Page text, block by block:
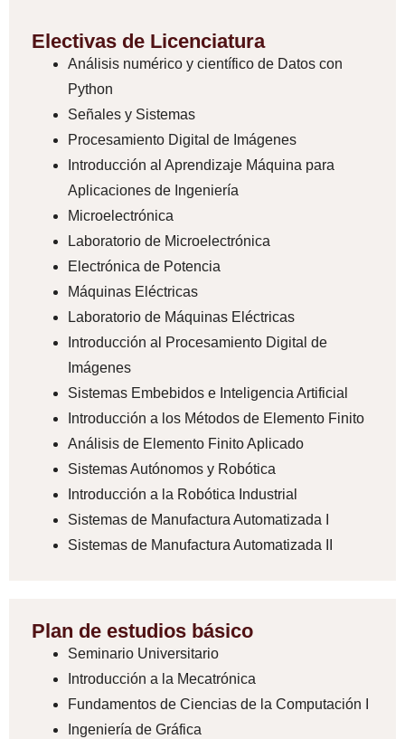
Electivas de Licenciatura
Análisis numérico y científico de Datos con
Python
Señales y Sistemas
Procesamiento Digital de Imágenes
Introducción al Aprendizaje Máquina para
Aplicaciones de Ingeniería
Microelectrónica
Laboratorio de Microelectrónica
Electrónica de Potencia
Máquinas Eléctricas
Laboratorio de Máquinas Eléctricas
Introducción al Procesamiento Digital de
Imágenes
Sistemas Embebidos e Inteligencia Artificial
Introducción a los Métodos de Elemento Finito
Análisis de Elemento Finito Aplicado
Sistemas Autónomos y Robótica
Introducción a la Robótica Industrial
Sistemas de Manufactura Automatizada I
Sistemas de Manufactura Automatizada II
Plan de estudios básico
Seminario Universitario
Introducción a la Mecatrónica
Fundamentos de Ciencias de la Computación I
Ingeniería de Gráfica